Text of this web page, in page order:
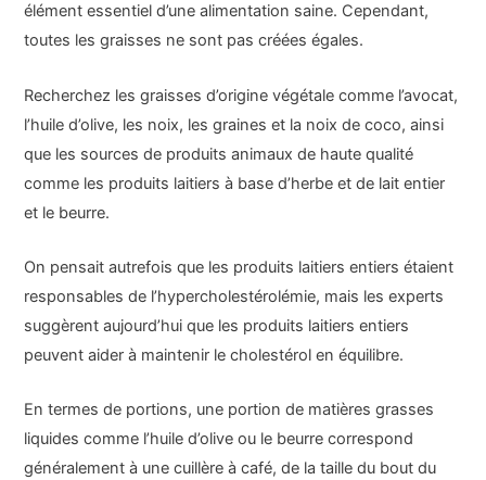
élément essentiel d’une alimentation saine. Cependant,
toutes les graisses ne sont pas créées égales.
Recherchez les graisses d’origine végétale comme l’avocat,
l’huile d’olive, les noix, les graines et la noix de coco, ainsi
que les sources de produits animaux de haute qualité
comme les produits laitiers à base d’herbe et de lait entier
et le beurre.
On pensait autrefois que les produits laitiers entiers étaient
responsables de l’hypercholestérolémie, mais les experts
suggèrent aujourd’hui que les produits laitiers entiers
peuvent aider à maintenir le cholestérol en équilibre.
En termes de portions, une portion de matières grasses
liquides comme l’huile d’olive ou le beurre correspond
généralement à une cuillère à café, de la taille du bout du